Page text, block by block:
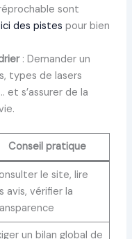
sont
des pistes pour bien
: Demander un
types de lasers
s’assurer de la
Conseil pratique
le site, lire
avis, vérifier la
un bilan global de